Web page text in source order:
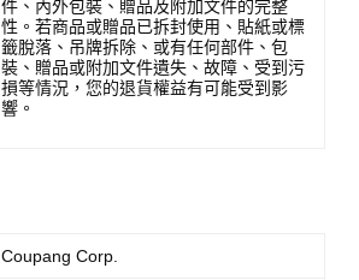
件、內外包裝、贈品及附加文件的完整
性。若商品或贈品已拆封使用、貼紙或標
籤脫落、吊牌拆除、或有任何部件、包
裝、贈品或附加文件遺失、故障、受到污
損等情況，您的退貨權益有可能受到影
響。
Coupang Corp.